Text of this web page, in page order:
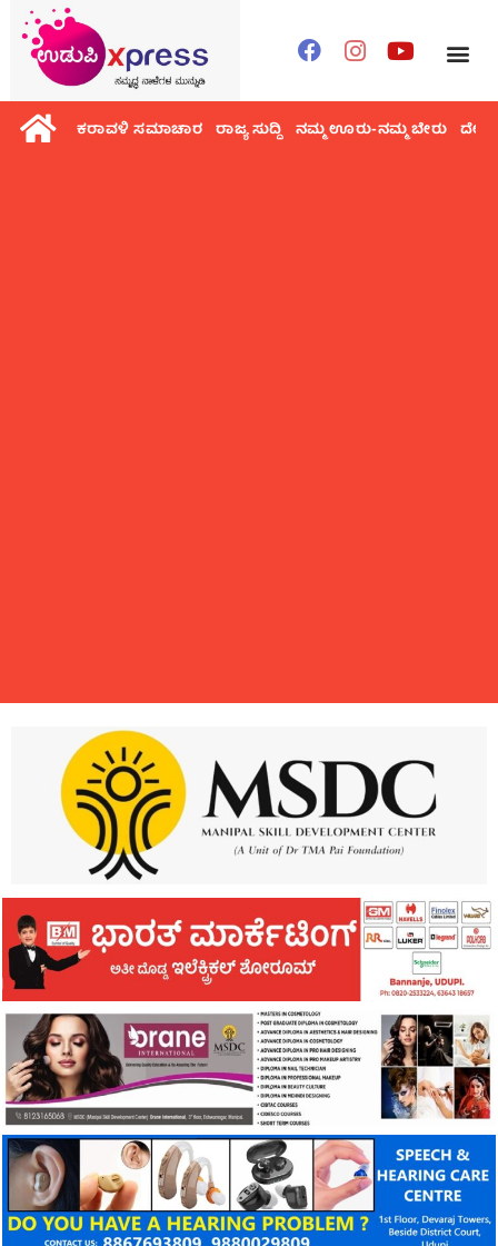
ಕರಾವಳಿ ಸಮಾಚಾರ ರಾಜ್ಯ ಸುದ್ದಿ ನಮ್ಮ ಊರು-ನಮ್ಮ ಬೇರು ದೇಶ